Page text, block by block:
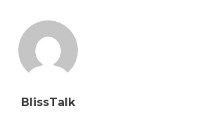
BlissTalk